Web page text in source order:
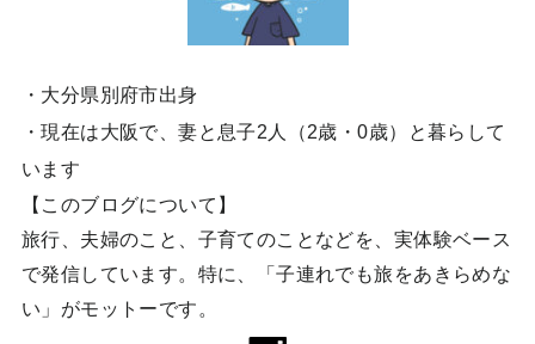
・大分県別府市出身
・現在は大阪で、妻と息子2人（2歳・0歳）と暮らして
います
【このブログについて】
旅行、夫婦のこと、子育てのことなどを、実体験ベース
で発信しています。特に、「子連れでも旅をあきらめな
い」がモットーです。